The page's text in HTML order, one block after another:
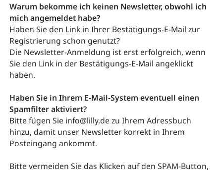
Warum bekomme ich keinen Newsletter, obwohl ich
mich angemeldet habe?
Haben Sie den Link in Ihrer Bestätigungs-E-Mail zur
Registrierung schon genutzt?
Die Newsletter-Anmeldung ist erst erfolgreich, wenn
Sie den Link in der Bestätigungs-E-Mail angeklickt
haben.
Haben Sie in Ihrem E-Mail-System eventuell einen
Spamfilter aktiviert?
Bitte fügen Sie info@lilly.de zu Ihrem Adressbuch
hinzu, damit unser Newsletter korrekt in Ihrem
Posteingang ankommt.
Bitte vermeiden Sie das Klicken auf den SPAM-Button,